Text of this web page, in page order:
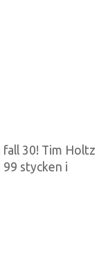
30! Tim Holtz
99 stycken i